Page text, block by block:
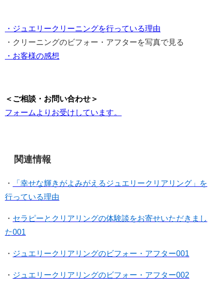
・ジュエリークリーニングを行っている理由
・クリーニングのビフォー・アフターを写真で見る
・お客様の感想
＜ご相談・お問い合わせ＞
フォームよりお受けしています。
関連情報
・
「幸せな輝きがよみがえるジュエリークリアリング」を
行っている理由
・ セラピーとクリアリングの体験談をお寄せいただきまし
た001
・ ジュエリークリアリングのビフォー・アフター001
・ ジュエリークリアリングのビフォー・アフター002